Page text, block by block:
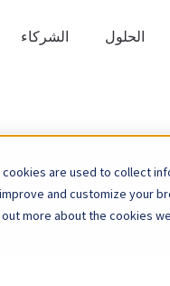
are used to collect
and customize your
more about the cookies
الحلول الشركاء